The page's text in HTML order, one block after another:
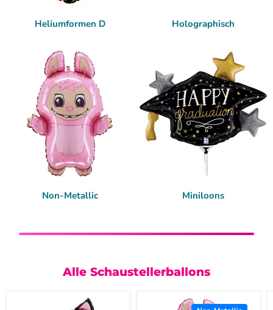
Heliumformen D Holographisch
Non-Metallic Miniloons
Alle Schaustellerballons